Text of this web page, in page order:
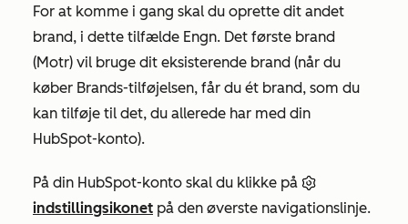
For at komme i gang skal du oprette dit andet
brand, i dette tilfælde Engn. Det første brand
(Motr) vil bruge dit eksisterende brand (når du
køber Brands-tilføjelsen, får du ét brand, som du
kan tilføje til det, du allerede har med din
HubSpot-konto).
På din HubSpot-konto skal du klikke på
indstillingsikonet på den øverste navigationslinje.